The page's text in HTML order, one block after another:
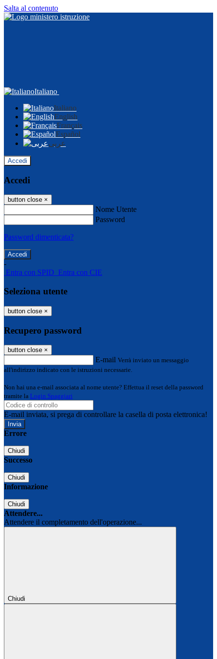
Salta al contenuto
Italiano
Italiano
English
Français
Español
عربى
Accedi
Accedi
button close ×
Nome Utente
Password
Password dimenticata?
-
Entra con SPID Entra con CIE
Seleziona utente
button close ×
Recupero password
button close ×
E-mail Verrà inviato un messaggio
all'indirizzo indicato con le istruzioni necessarie.
Non hai una e-mail associata al nome utente? Effettua il reset della password
tramite la Login Spaggiari
E-mail inviata, si prega di controllare la casella di posta elettronica!
Errore
Chiudi
Successo
Chiudi
Informazione
Chiudi
Attendere...
Attendere il completamento dell'operazione...
Chiudi